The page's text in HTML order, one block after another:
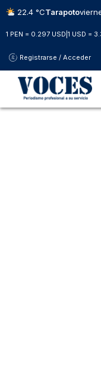
22.4 °CTarapoto
1 PEN = 0.297 USD 1 USD =
Registrarse / Acceder